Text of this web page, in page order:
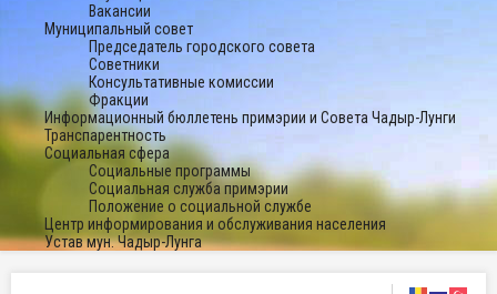
Вакансии
Муниципальный совет
Председатель городского совета
Советники
Консультативные комиссии
Фракции
Информационный бюллетень примэрии и Совета Чадыр-Лунги
Транспарентность
Социальная сфера
Социальные программы
Социальная служба примэрии
Положение о социальной службе
Центр информирования и обслуживания населения
Устав мун. Чадыр-Лунга